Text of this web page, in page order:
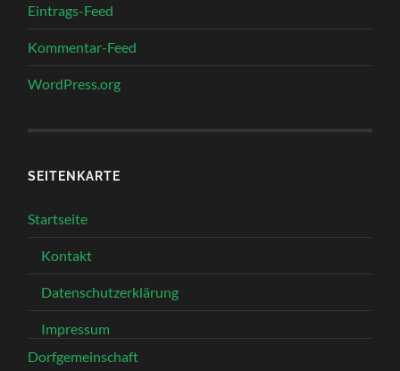
Eintrags-Feed
Kommentar-Feed
WordPress.org
SEITENKARTE
Startseite
Kontakt
Datenschutzerklärung
Impressum
Dorfgemeinschaft